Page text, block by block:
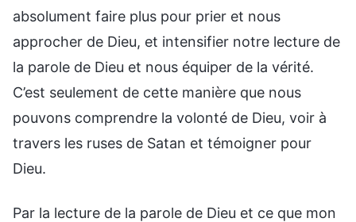
absolument faire plus pour prier et nous
approcher de Dieu, et intensifier notre lecture de
la parole de Dieu et nous équiper de la vérité.
C’est seulement de cette manière que nous
pouvons comprendre la volonté de Dieu, voir à
travers les ruses de Satan et témoigner pour
Dieu.
Par la lecture de la parole de Dieu et ce que mon